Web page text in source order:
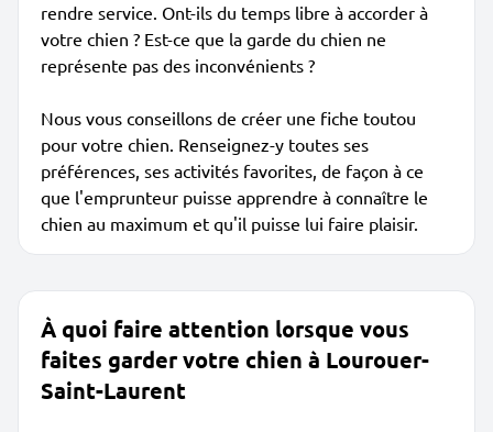
rendre service. Ont-ils du temps libre à accorder à
votre chien ? Est-ce que la garde du chien ne
représente pas des inconvénients ?
Nous vous conseillons de créer une fiche toutou
pour votre chien. Renseignez-y toutes ses
préférences, ses activités favorites, de façon à ce
que l'emprunteur puisse apprendre à connaître le
chien au maximum et qu'il puisse lui faire plaisir.
À quoi faire attention lorsque vous
faites garder votre chien à Lourouer-
Saint-Laurent